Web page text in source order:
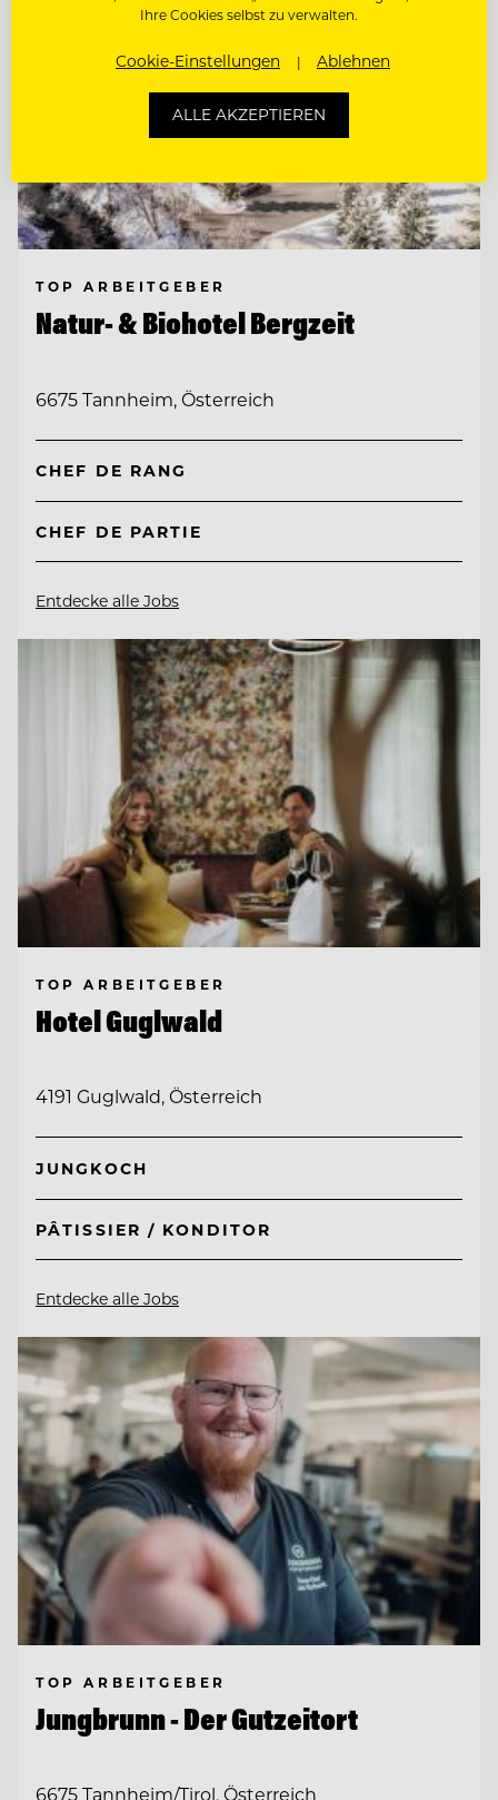
TOP ARBEITGEBER
Natur- & Biohotel Bergzeit
6675 Tannheim, Österreich
CHEF DE RANG
CHEF DE PARTIE
Entdecke alle Jobs
TOP ARBEITGEBER
Hotel Guglwald
4191 Guglwald, Österreich
JUNGKOCH
PÂTISSIER / KONDITOR
Entdecke alle Jobs
TOP ARBEITGEBER
Jungbrunn - Der Gutzeitort
6675 Tannheim/Tirol, Österreich
Ihre Cookies selbst zu verwalten.
Cookie-Einstellungen Ablehnen
ALLE AKZEPTIEREN